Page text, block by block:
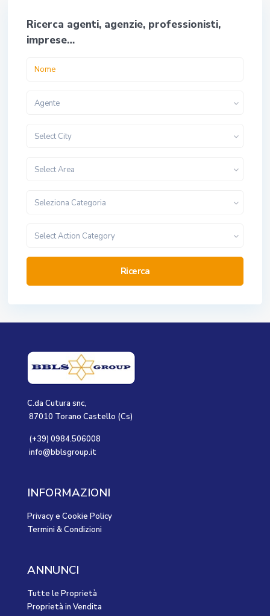
Ricerca agenti, agenzie, professionisti,
imprese…
Agente
Select City
Select Area
Seleziona Categoria
Select Action Category
Ricerca
C.da Cutura snc,
87010 Torano Castello (Cs)
(+39) 0984.506008
info@bblsgroup.it
INFORMAZIONI
Privacy e Cookie Policy
Termini & Condizioni
ANNUNCI
Tutte le Proprietà
Proprietà in Vendita